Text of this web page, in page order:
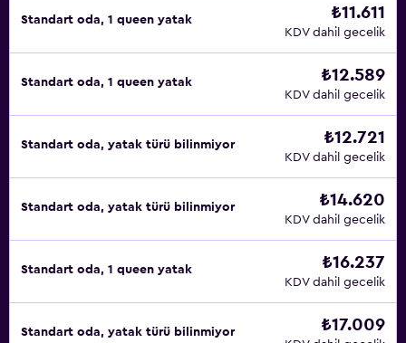
Standart oda, 1 queen yatak ₺11.611
KDV dahil gecelik
Standart oda, 1 queen yatak ₺12.589
KDV dahil gecelik
Standart oda, yatak türü bilinmiyor ₺12.721
KDV dahil gecelik
Standart oda, yatak türü bilinmiyor ₺14.620
KDV dahil gecelik
Standart oda, 1 queen yatak ₺16.237
KDV dahil gecelik
Standart oda, yatak türü bilinmiyor ₺17.009